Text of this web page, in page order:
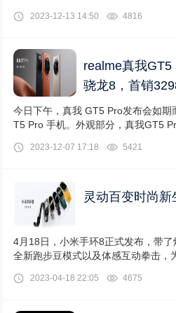
2023-12-13 14:50 4816
realme真我
骁龙8，首销
今日下午，真我 GT5 Pro发布会如
T5 Pro 手机。外观部分，真我GT5
2023-12-07 17:18 5421
灵动百变时尚
4月18日，小米手环8正式发布，带了
全新跑步豆模式以及体感互动拳击，
有趣的小米手环。小米手环8标准版
2023年4月18日20点40分全渠道现
2023-04-18 22:05 4675